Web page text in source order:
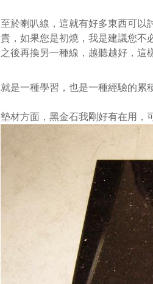
至於喇叭線，這就有好多東西可以
貴，如果您是初燒，我是建議您不
之後再換另一種線，越聽越好，這
就是一種學習，也是一種經驗的累
墊材方面，黑金石我剛好有在用，